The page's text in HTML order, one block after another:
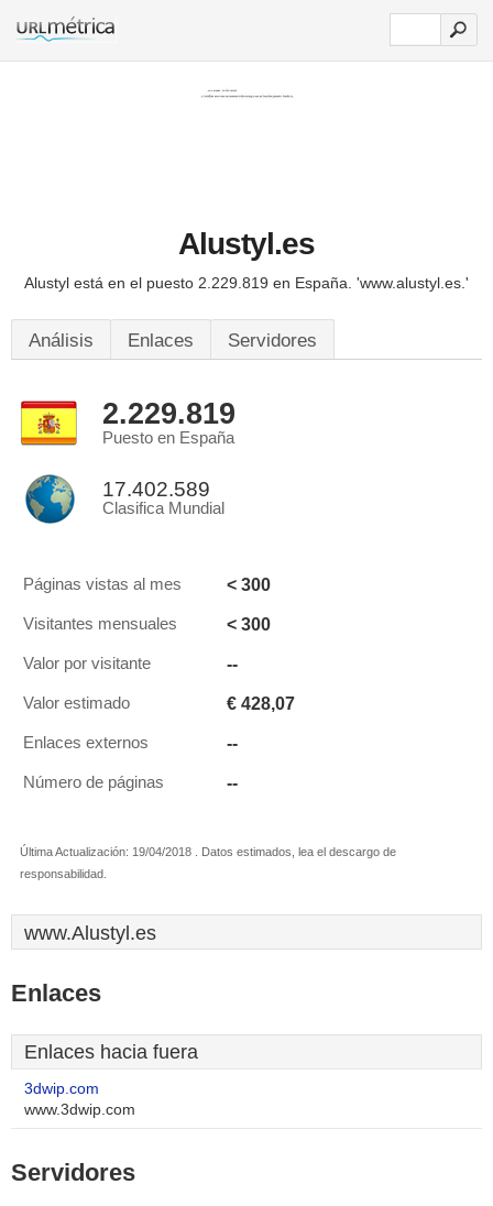
Alustyl.es
Alustyl está en el puesto 2.229.819 en España. 'www.alustyl.es.'
Análisis Enlaces Servidores
2.229.819
Puesto en España
17.402.589
Clasifica Mundial
Páginas vistas al mes < 300
Visitantes mensuales < 300
Valor por visitante --
Valor estimado € 428,07
Enlaces externos --
Número de páginas --
Última Actualización: 19/04/2018 . Datos estimados, lea el descargo de
responsabilidad.
www.Alustyl.es
Enlaces
Enlaces hacia fuera
3dwip.com
www.3dwip.com
Servidores